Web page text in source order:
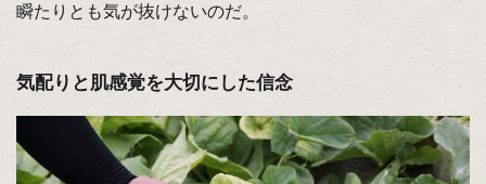
瞬たりとも気が抜けないのだ。
気配りと肌感覚を大切にした信念